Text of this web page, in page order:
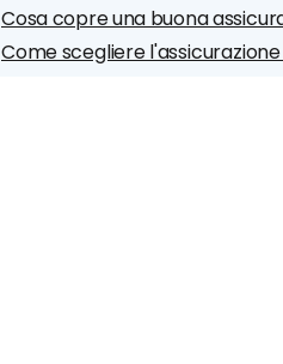
Cosa copre una buona
Come scegliere